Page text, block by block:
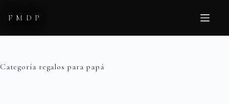
FMDP
Categoría regalos para papá